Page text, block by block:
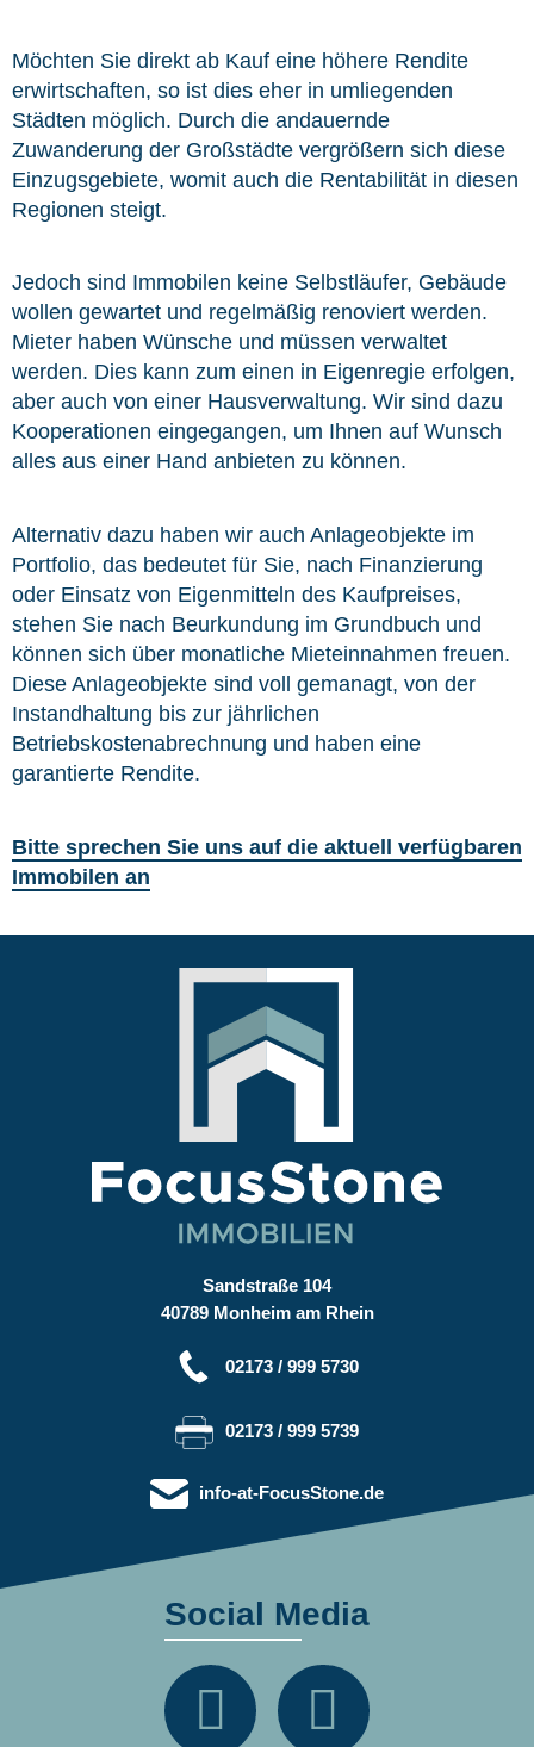
Möchten Sie direkt ab Kauf eine höhere Rendite
erwirtschaften, so ist dies eher in umliegenden
Städten möglich. Durch die andauernde
Zuwanderung der Großstädte vergrößern sich diese
Einzugsgebiete, womit auch die Rentabilität in diesen
Regionen steigt.
Jedoch sind Immobilen keine Selbstläufer, Gebäude
wollen gewartet und regelmäßig renoviert werden.
Mieter haben Wünsche und müssen verwaltet
werden. Dies kann zum einen in Eigenregie erfolgen,
aber auch von einer Hausverwaltung. Wir sind dazu
Kooperationen eingegangen, um Ihnen auf Wunsch
alles aus einer Hand anbieten zu können.
Alternativ dazu haben wir auch Anlageobjekte im
Portfolio, das bedeutet für Sie, nach Finanzierung
oder Einsatz von Eigenmitteln des Kaufpreises,
stehen Sie nach Beurkundung im Grundbuch und
können sich über monatliche Mieteinnahmen freuen.
Diese Anlageobjekte sind voll gemanagt, von der
Instandhaltung bis zur jährlichen
Betriebskostenabrechnung und haben eine
garantierte Rendite.
Bitte sprechen Sie uns auf die aktuell verfügbaren
Immobilen an
Sandstraße 104
40789 Monheim am Rhein
02173 / 999 5730
02173 / 999 5739
info-at-FocusStone.de
Social Media